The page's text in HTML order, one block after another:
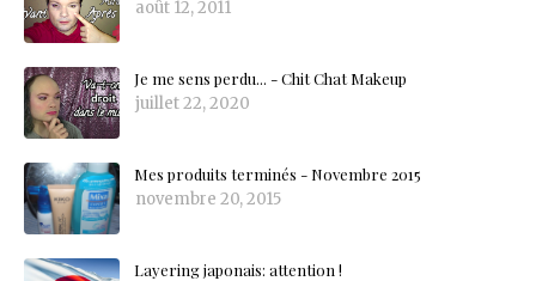
août 12, 2011
Je me sens perdu... - Chit Chat Makeup
juillet 22, 2020
Mes produits terminés - Novembre 2015
novembre 20, 2015
Layering japonais: attention !